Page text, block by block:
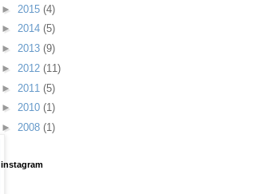
► 2015 (4)
► 2014 (5)
► 2013 (9)
► 2012 (11)
► 2011 (5)
► 2010 (1)
► 2008 (1)
instagram